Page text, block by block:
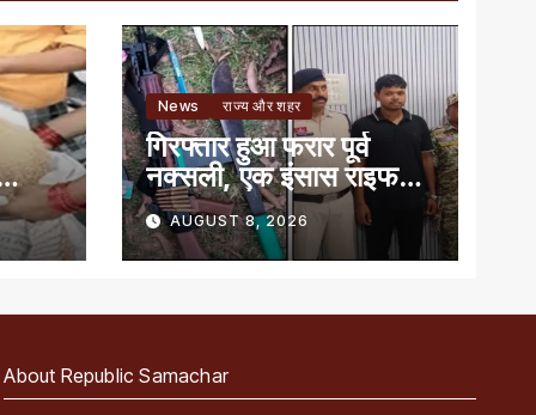
News राज्य और शहर
गिरफ्तार हुआ फरार पूर्व
नक्सली, एक इंसास राइफल,
कारतूस और तलवार जब्त
AUGUST 8, 2026
About Republic Samachar